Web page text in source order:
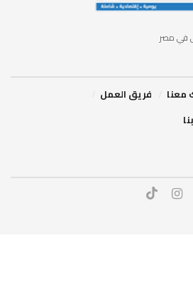
في مصر
معنا
فريق العمل